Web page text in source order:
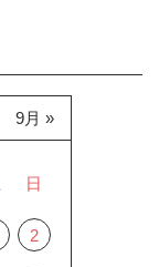
日
2
9月 »